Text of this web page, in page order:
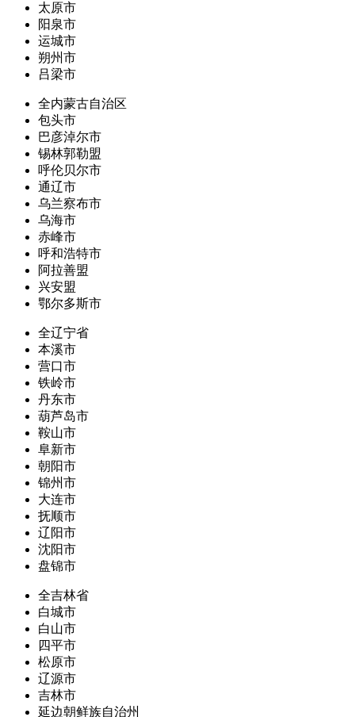
太原市
阳泉市
运城市
朔州市
吕梁市
全内蒙古自治区
包头市
巴彦淖尔市
锡林郭勒盟
呼伦贝尔市
通辽市
乌兰察布市
乌海市
赤峰市
呼和浩特市
阿拉善盟
兴安盟
鄂尔多斯市
全辽宁省
本溪市
营口市
铁岭市
丹东市
葫芦岛市
鞍山市
阜新市
朝阳市
锦州市
大连市
抚顺市
辽阳市
沈阳市
盘锦市
全吉林省
白城市
白山市
四平市
松原市
辽源市
吉林市
延边朝鲜族自治州